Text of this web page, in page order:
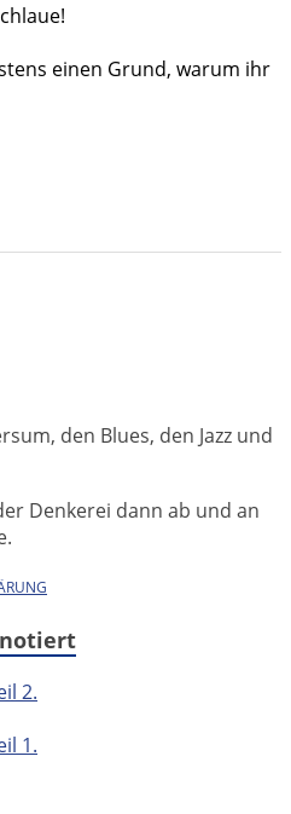
einen Grund, warum ihr
den Blues, den Jazz und
Denkerei dann ab und an
notiert
2.
1.